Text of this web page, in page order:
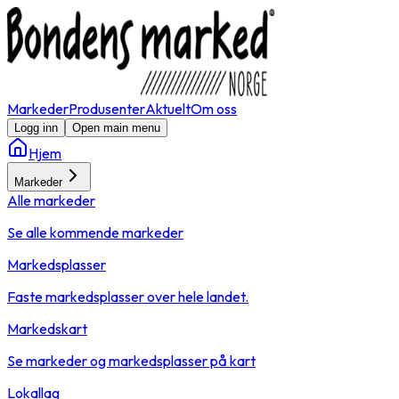
MarkederProdusenterAktueltOm oss
Logg inn Open main menu
Hjem
Markeder
Alle markeder
Se alle kommende markeder
Markedsplasser
Faste markedsplasser over hele landet.
Markedskart
Se markeder og markedsplasser på kart
Lokallag